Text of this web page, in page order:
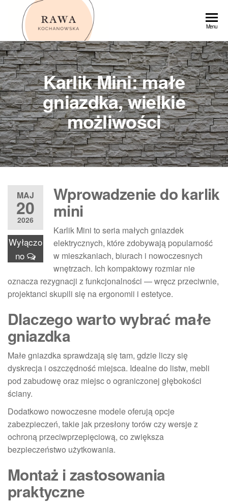
Przejdź
Menu
Karlik Mini: małe
gniazdka, wielkie
możliwości
MAJ
20
2026
Wyłączo
no
Wprowadzenie do karlik
mini
Karlik Mini to seria małych gniazdek
elektrycznych, które zdobywają popularność
w mieszkaniach, biurach i nowoczesnych
wnętrzach. Ich kompaktowy rozmiar nie
oznacza rezygnacji z funkcjonalności — wręcz przeciwnie,
projektanci skupili się na ergonomii i estetyce.
Dlaczego warto wybrać małe
gniazdka
Małe gniazdka sprawdzają się tam, gdzie liczy się
dyskrecja i oszczędność miejsca. Idealne do listw, mebli
pod zabudowę oraz miejsc o ograniczonej głębokości
ściany.
Dodatkowo nowoczesne modele oferują opcje
zabezpieczeń, takie jak przesłony torów czy wersje z
ochroną przeciwprzepięciową, co zwiększa
bezpieczeństwo użytkowania.
Montaż i zastosowania
praktyczne